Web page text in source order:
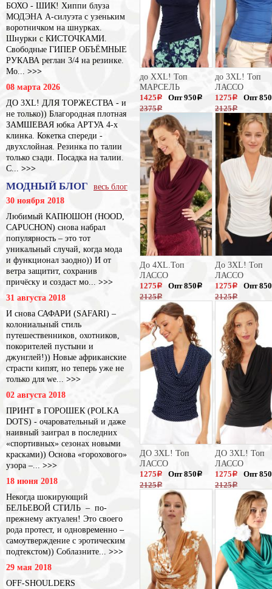
БОХО - ШИК! Хиппи блуза
МОДЭНА А-силуэта с узеньким
воротничком на шнурках.
Шнурки с КИСТОЧКАМИ.
Свободные ГИПЕР ОБЪЁМНЫЕ
РУКАВА реглан 3/4 на резинке.
Мо... >>>
08 марта 2026
ДО 3XL! ДЛЯ ТОРЖЕСТВА - и
не только)) Благородная плотная
ЗАМШЕВАЯ юбка АРТУА 4-х
клинка. Кокетка спереди -
двухслойная. Резинка по талии
только сзади. Посадка на талии.
С... >>>
МОДНЫЙ БЛОГ
весь блог
30 ноября 2018
Любимый КАПЮШОН (HOOD,
CAPUCHON) снова набрал
популярность – это тот
уникальный случай, когда мода
и функционал заодно)) И от
ветра защитит, сохранив
причёску и создаст мо... >>>
31 августа 2018
И снова САФАРИ (SAFARI) –
колониальный стиль
путешественников, охотников,
покорителей пустыни и
джунглей!)) Новые африканские
страсти кипят, но теперь уже не
только для we... >>>
02 августа 2018
ПРИНТ в ГОРОШЕК (POLKA
DOTS) - очаровательный и даже
наивный заиграл в последних
«спортивных» сезонах новыми
красками)) Основа «горохового»
узора –... >>>
18 июня 2018
Некогда шокирующий
БЕЛЬЕВОЙ СТИЛЬ – по-
прежнему актуален! Это своего
рода протест, и одновременно –
самоутверждение с эротическим
подтекстом)) Соблазните... >>>
29 мая 2018
OFF-SHOULDERS
до XXL! Топ
МАРСЕЛЬ
1425 a
2375a
Опт 950 a
до 3XL! Топ
ЛАССО
1275 a
2125a
Опт 850
До 4XL.Топ
ЛАССО
1275 a
2125a
Опт 850 a
До 3XL! Топ
ЛАССО
1275 a
2125a
Опт 850
ДО 3XL! Топ
ЛАССО
1275 a
2125a
Опт 850 a
ДО 3XL! Топ
ЛАССО
1275 a
2125a
Опт 850